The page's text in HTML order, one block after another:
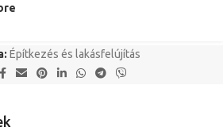
Építkezés és lakásfelújítás